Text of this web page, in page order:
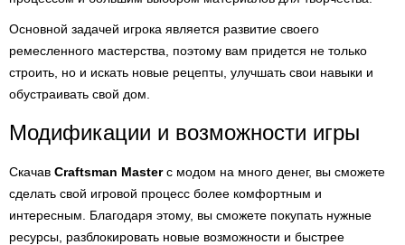
Основной задачей игрока является развитие своего
ремесленного мастерства, поэтому вам придется не только
строить, но и искать новые рецепты, улучшать свои навыки и
обустраивать свой дом.
Модификации и возможности игры
Скачав Craftsman Masterс модом на много денег, вы сможете
сделать свой игровой процесс более комфортным и
интересным. Благодаря этому, вы сможете покупать нужные
ресурсы, разблокировать новые возможности и быстрее